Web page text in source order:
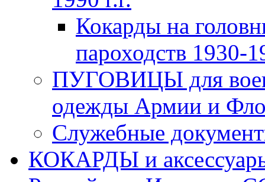
Кокарды на
пароходств 1930-
ПУГОВИЦЫ для
одежды Армии и
Служебные
КОКАРДЫ и